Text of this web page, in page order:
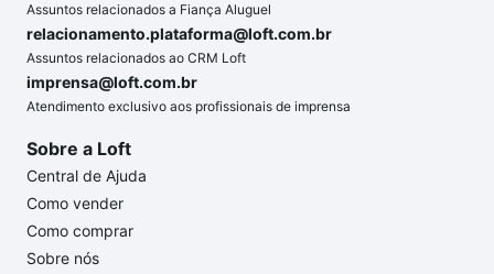
Assuntos relacionados a Fiança Aluguel
relacionamento.plataforma@loft.com.br
Assuntos relacionados ao CRM Loft
imprensa@loft.com.br
Atendimento exclusivo aos profissionais de imprensa
Sobre a Loft
Central de Ajuda
Como vender
Como comprar
Sobre nós